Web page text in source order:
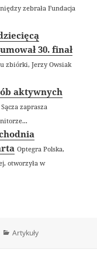
zebrała Fundacja
30. finał
zbiórki, Jerzy Owsiak
aktywnych
zaprasza
Optegra Polska,
otworzyła w
Kategorie
Artykuły